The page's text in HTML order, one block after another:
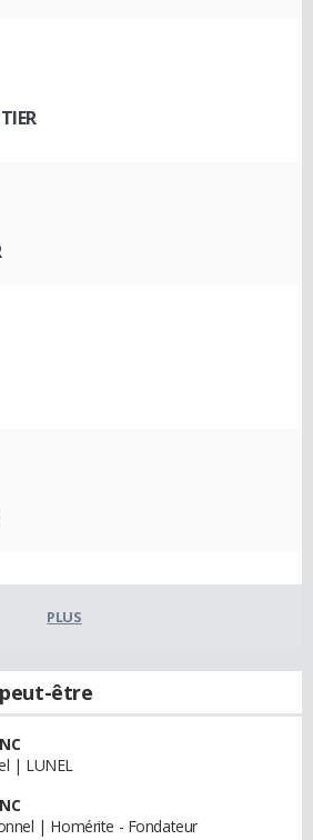
PLUS
être
| LUNEL
| Homérite - Fondateur